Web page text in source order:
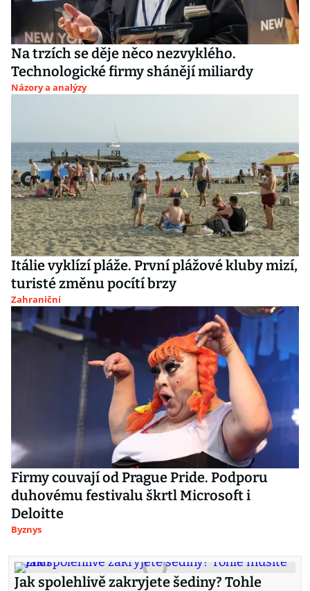
Na trzích se děje něco nezvyklého.
Technologické firmy shánějí miliardy
Názory a analýzy
Itálie vyklízí pláže. První plážové kluby mizí,
turisté změnu pocítí brzy
Zahraniční
Firmy couvají od Prague Pride. Podporu
duhovému festivalu škrtl Microsoft i
Deloitte
Byznys
Jak spolehlivě zakryjete šediny? Tohle